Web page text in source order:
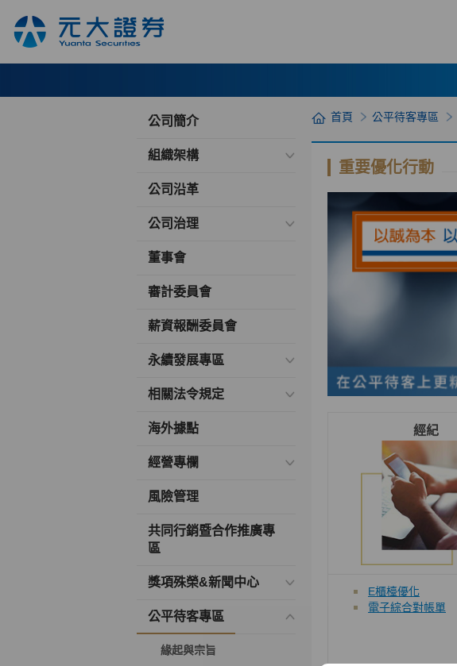
公司簡介
組織架構
公司沿革
公司治理
董事會
審計委員會
薪資報酬委員會
永續發展專區
相關法令規定
海外據點
經營專欄
風險管理
共同行銷暨合作推廣專
區
獎項殊榮&新聞中心
公平待客專區
緣起與宗旨
首頁 公平待客專區
重要優化行動
經紀
E櫃檯優化
電子綜合對帳單